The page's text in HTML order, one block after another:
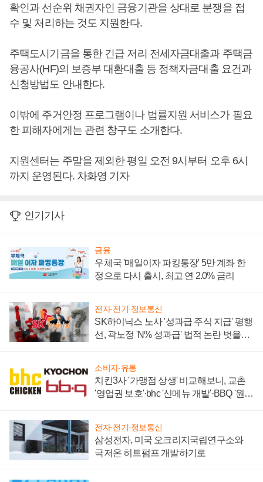
확인과 선순위 채권자인 금융기관을 상대로 분쟁을 접
수 및 처리하는 것도 지원한다.
주택도시기금을 통한 긴급 저리 전세자금대출과 주택금
융공사(HF)의 보증부 대환대출 등 정책자금대출 요건과
신청방법도 안내한다.
이밖에 주거안정 프로그램이나 법률지원 서비스가 필요
한 피해자에게는 관련 창구도 소개한다.
지원센터는 주말을 제외한 평일 오전 9시부터 오후 6시
까지 운영된다. 차화영 기자
인기기사
금융
우체국 '매일이자 파킹통장' 5만 계좌 한
정으로 다시 출시, 최고 연 2.0% 금리
전자·전기·정보통신
SK하이닉스 노사 '성과급 주식 지급' 평행
선, 곽노정 'N% 성과급' 법적 논란 벗을지
소비자·유통
치킨3사 '가맹점 상생' 비교해보니, 교촌
'영업권 보호'·bhc '신메뉴 개발'·BBQ '원가
전자·전기·정보통신
삼성전자, 미국 오크리지국립연구소와
극저온 히트펌프 개발하기로